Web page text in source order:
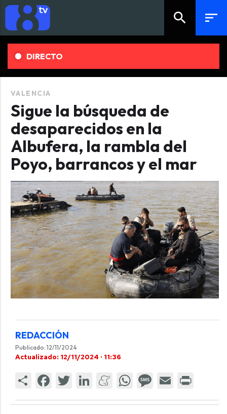
search sort
DIRECTO
VALENCIA
Sigue la búsqueda de
desaparecidos en la
Albufera, la rambla del
Poyo, barrancos y el mar
REDACCIÓN
Publicado: 12/11/2024
Actualizado: 12/11/2024 · 11:36